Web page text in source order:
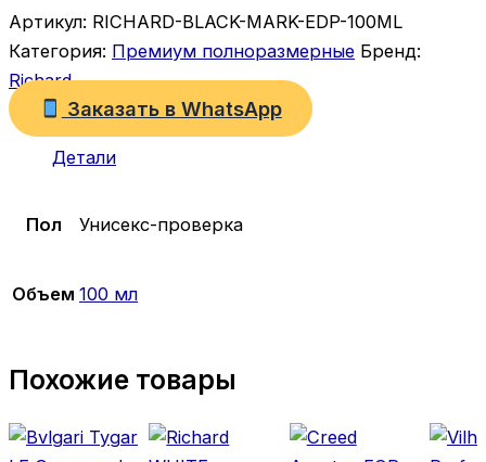
Артикул: RICHARD-BLACK-MARK-EDP-100ML
Категория: Премиум полноразмерные Бренд:
Richard
Заказать в WhatsApp
Детали
Пол Унисекс-проверка
Объем 100 мл
Похожие товары